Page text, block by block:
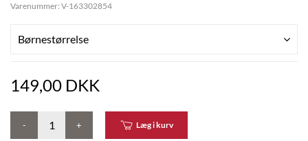
Varenummer: V-163302854
Børnestørrelse
149,00 DKK
- + Læg i kurv